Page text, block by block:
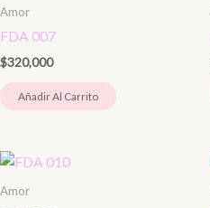
Amor
FDA 007
$320,000
Añadir Al Carrito
Amor